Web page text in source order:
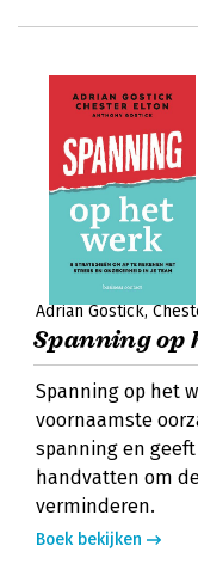
Adrian Gostick
Spanning op
Spanning op het
voornaamste
spanning en
handvatten om
verminderen.
Boek bekijken